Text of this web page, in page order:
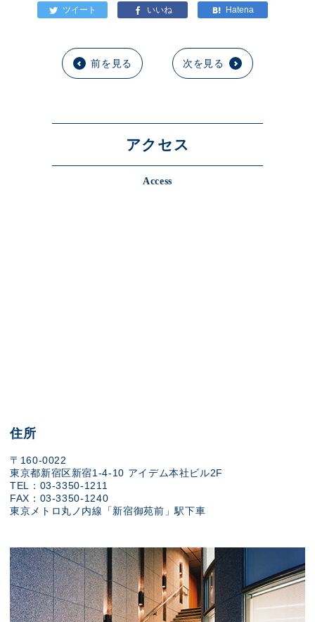
前を見る 次を見る
アクセス
Access
住所
〒160-0022
東京都新宿区新宿1-4-10 アイデム本社ビル2F
TEL：03-3350-1211
FAX：03-3350-1240
東京メトロ丸ノ内線「新宿御苑前」駅下車